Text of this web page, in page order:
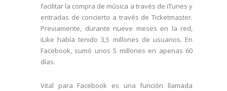
facilitar la compra de música a través de iTunes y
entradas de concierto a través de Ticketmaster.
Previamente, durante nueve meses en la red,
iLike había tenido 3,5 millones de usuarios. En
Facebook, sumó unos 5 millones en apenas 60
días.
Vital para Facebook es una función llamada